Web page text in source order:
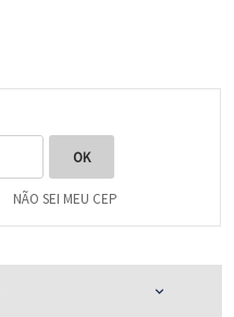
NÃO SEI MEU CEP
expand_more